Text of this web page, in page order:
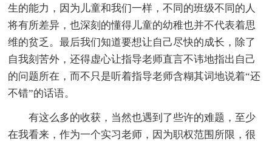
生的能力，因为儿童和我们一样，不同的班级不同的人
将有所差异，也深刻的懂得儿童的幼稚也并不代表着思
维的贫乏。最后我们知道要想让自己尽快的成长，除了
自我刻苦外，还得虚心让指导老师直言不讳地指出自己
的问题所在，而不只是听着指导老师含糊其词地说着“还
不错”的话语。
有这么多的收获，当然也遇到了些许的难题，至少
在我看来，作为一个实习老师，因为职权范围所限，很